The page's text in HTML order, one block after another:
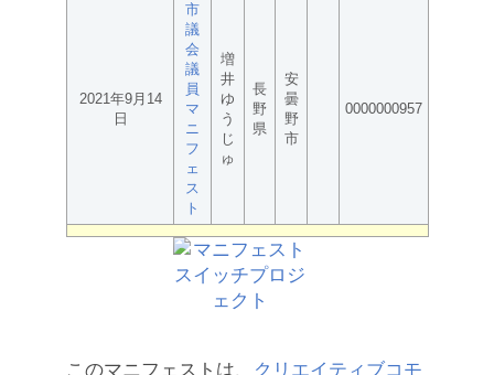
2021年9月14
日
市
議
会
議
員
マ
ニ
フ
ェ
ス
ト
増
井
ゆ
う
じ
ゅ
長
野
県
安
曇
野
市
0000000957
このマニフェストは、
クリエイティブコモ